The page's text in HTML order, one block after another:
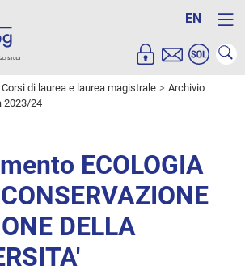
EN
Corsi di laurea e laurea magistrale
Archivio
2023/24
ECOLOGIA
DELLA